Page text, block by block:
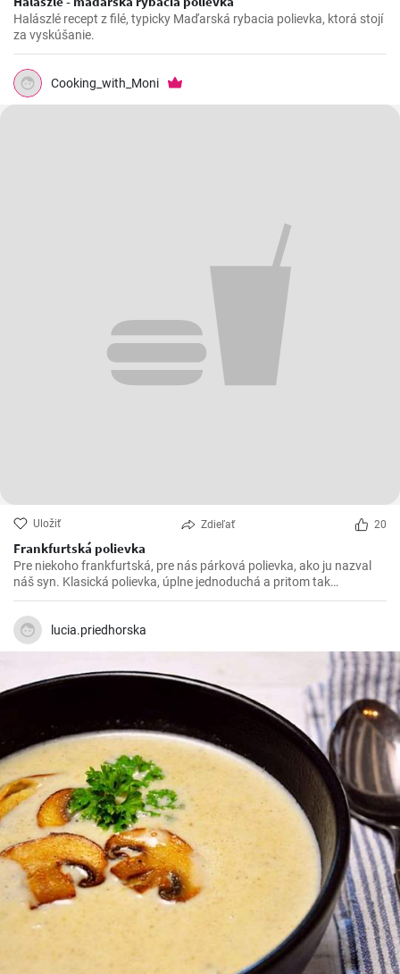
Halászlé recept z filé, typicky Maďarská rybacia polievka, ktorá stojí
za vyskúšanie.
Cooking_with_Moni
Uložiť Zdieľať 20
Frankfurtská polievka
Pre niekoho frankfurtská, pre nás párková polievka, ako ju nazval
náš syn. Klasická polievka, úplne jednoduchá a pritom tak
výnimočná.
lucia.priedhorska